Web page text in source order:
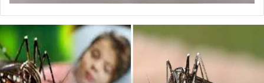
डेंगू
और
चिकनगुनिया
को
लेकर